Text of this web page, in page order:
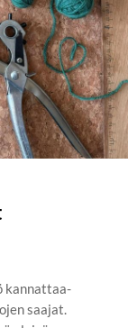
kannattaa-
saajat.